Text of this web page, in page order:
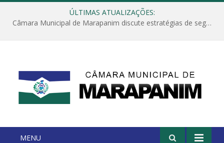
ÚLTIMAS ATUALIZAÇÕES:
Câmara Municipal de Marapanim discute estratégias de segurança com autoridades e poder executivo
MENU